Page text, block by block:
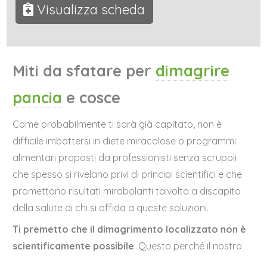
Visualizza scheda
Miti da sfatare per dimagrire
pancia e cosce
Come probabilmente ti sarà già capitato, non è
difficile imbattersi in diete miracolose o programmi
alimentari proposti da professionisti senza scrupoli
che spesso si rivelano privi di principi scientifici e che
promettono risultati mirabolanti talvolta a discapito
della salute di chi si affida a queste soluzioni.
Ti premetto che il dimagrimento localizzato non è
scientificamente possibile. Questo perché il nostro